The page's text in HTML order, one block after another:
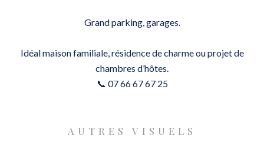
Grand parking, garages.
Idéal maison familiale, résidence de charme ou projet de
chambres d’hôtes.
📞 07 66 67 67 25
AUTRES VISUELS